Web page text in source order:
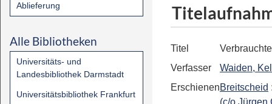
Ablieferung
Alle Bibliotheken
Universitäts- und
Landesbibliothek Darmstadt
Universitätsbibliothek Frankfurt
Titel
Verfasser
Waiden,
ErschienenBreitscheid
(c/o Jürgen